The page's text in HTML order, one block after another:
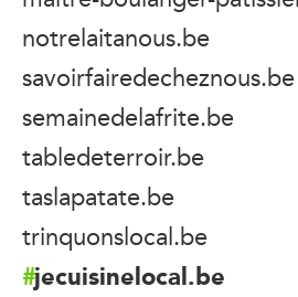
notrelaitanous.be
savoirfairedecheznous.be
semainedelafrite.be
tabledeterroir.be
taslapatate.be
trinquonslocal.be
jecuisinelocal.be